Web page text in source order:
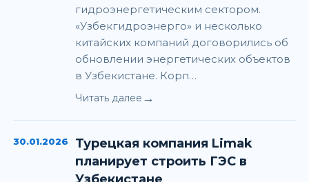
гидроэнергетическим сектором.
«Узбекгидроэнерго» и несколько
китайских компаний договорились об
обновлении энергетических объектов
в Узбекистане. Корп…
Читать далее →
30.01.2026
Турецкая компания Limak
планирует строить ГЭС в